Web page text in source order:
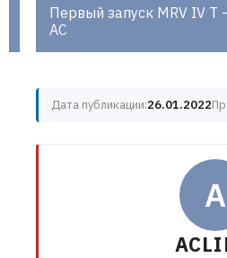
Первый запуск MRV IV T
AC
Дата публикации:26.01.2022
A